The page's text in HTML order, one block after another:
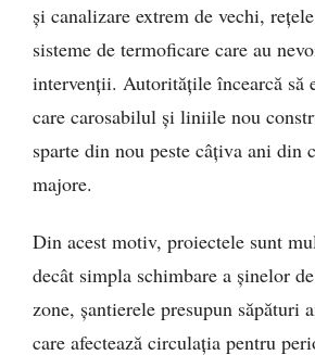
și canalizare extrem de vechi,
sisteme de termoficare care au
intervenții. Autoritățile încearcă să
care carosabilul și liniile nou
sparte din nou peste câțiva ani din
majore.
Din acest motiv, proiectele sunt
decât simpla schimbare a șinelor
zone, șantierele presupun săpături
care afectează circulația pentru